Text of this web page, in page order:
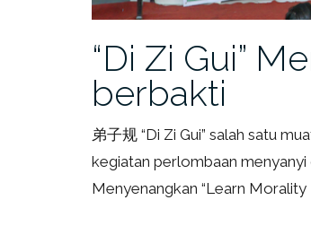
“Di Zi Gui”
berbakti
弟子规 “Di Zi Gui” salah satu
kegiatan perlombaan
Menyenangkan “Learn